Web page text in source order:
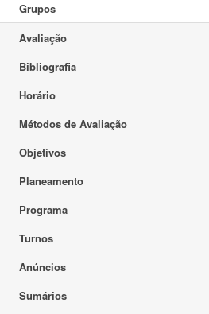
Grupos
Avaliação
Bibliografia
Horário
Métodos de Avaliação
Objetivos
Planeamento
Programa
Turnos
Anúncios
Sumários